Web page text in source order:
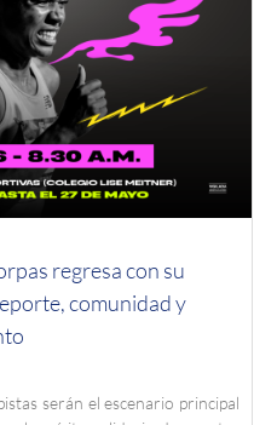
regresa con su
comunidad y
serán el escenario principal